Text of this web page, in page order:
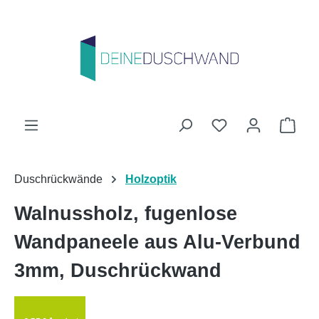
Du hast 0
Duschrückwände Holzoptik
Walnussholz, fugenlose
Wandpaneele aus Alu-Verbund
3mm, Duschrückwand